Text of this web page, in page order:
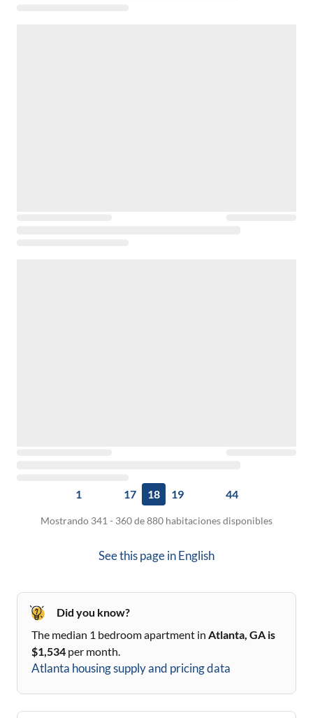
1 17 18 19 44
Mostrando 341 - 360 de 880 habitaciones disponibles
See this page inEnglish
Did you know?
The median 1 bedroom apartment in Atlanta, GA is
$1,534 per month.
Atlanta housing supply and pricing data